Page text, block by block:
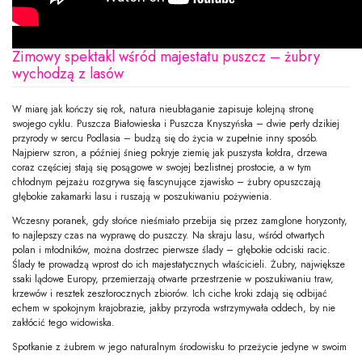
Zimowy spektakl wśród majestatu puszcz – żubry
wychodzą z lasów
W miarę jak kończy się rok, natura nieubłaganie zapisuje kolejną stronę
swojego cyklu. Puszcza Białowieska i Puszcza Knyszyńska – dwie perły dzikiej
przyrody w sercu Podlasia – budzą się do życia w zupełnie inny sposób.
Najpierw szron, a później śnieg pokryje ziemię jak puszysta kołdra, drzewa
coraz częściej stają się posągowe w swojej bezlistnej prostocie, a w tym
chłodnym pejzażu rozgrywa się fascynujące zjawisko – żubry opuszczają
głębokie zakamarki lasu i ruszają w poszukiwaniu pożywienia.
Wczesny poranek, gdy słońce nieśmiało przebija się przez zamglone horyzonty,
to najlepszy czas na wyprawę do puszczy. Na skraju lasu, wśród otwartych
polan i młodników, można dostrzec pierwsze ślady – głębokie odciski racic.
Ślady te prowadzą wprost do ich majestatycznych właścicieli. Żubry, największe
ssaki lądowe Europy, przemierzają otwarte przestrzenie w poszukiwaniu traw,
krzewów i resztek zeszłorocznych zbiorów. Ich ciche kroki zdają się odbijać
echem w spokojnym krajobrazie, jakby przyroda wstrzymywała oddech, by nie
zakłócić tego widowiska.
Spotkanie z żubrem w jego naturalnym środowisku to przeżycie jedyne w swoim